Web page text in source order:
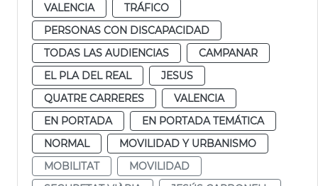
VALENCIA
TRÁFICO
PERSONAS CON DISCAPACIDAD
TODAS LAS AUDIENCIAS
CAMPANAR
EL PLA DEL REAL
JESUS
QUATRE CARRERES
VALENCIA
EN PORTADA
EN PORTADA TEMÁTICA
NORMAL
MOVILIDAD Y URBANISMO
MOBILITAT
MOVILIDAD